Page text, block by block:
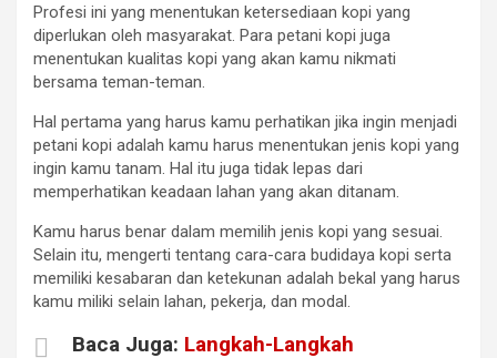
Profesi ini yang menentukan ketersediaan kopi yang
diperlukan oleh masyarakat. Para petani kopi juga
menentukan kualitas kopi yang akan kamu nikmati
bersama teman-teman.
Hal pertama yang harus kamu perhatikan jika ingin menjadi
petani kopi adalah kamu harus menentukan jenis kopi yang
ingin kamu tanam. Hal itu juga tidak lepas dari
memperhatikan keadaan lahan yang akan ditanam.
Kamu harus benar dalam memilih jenis kopi yang sesuai.
Selain itu, mengerti tentang cara-cara budidaya kopi serta
memiliki kesabaran dan ketekunan adalah bekal yang harus
kamu miliki selain lahan, pekerja, dan modal.
Baca Juga: Langkah-Langkah